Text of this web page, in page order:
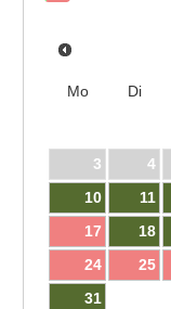
Mo Di
3
4
10
11
17
18
24
25
31